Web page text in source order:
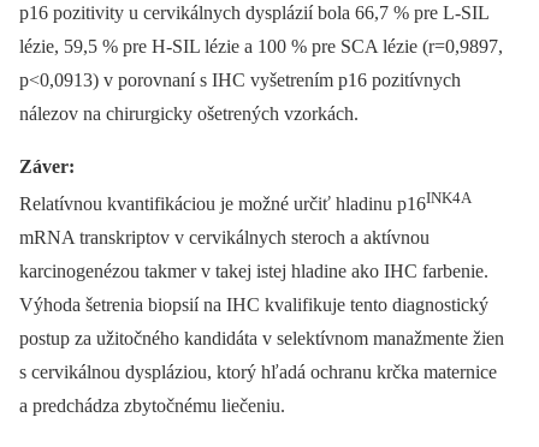
p16 pozitivity u cervikálnych dysplázií bola 66,7 % pre L-SIL
lézie, 59,5 % pre H-SIL lézie a 100 % pre SCA lézie (r=0,9897,
p<0,0913) v porovnaní s IHC vyšetrením p16 pozitívnych
nálezov na chirurgicky ošetrených vzorkách.
Záver:
Relatívnou kvantifikáciou je možné určiť hladinu p16INK4A
mRNA transkriptov v cervikálnych steroch a aktívnou
karcinogenézou takmer v takej istej hladine ako IHC farbenie.
Výhoda šetrenia biopsií na IHC kvalifikuje tento diagnostický
postup za užitočného kandidáta v selektívnom manažmente žien
s cervikálnou dyspláziou, ktorý hľadá ochranu krčka maternice
a predchádza zbytočnému liečeniu.